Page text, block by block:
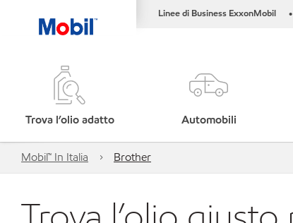
Linee di Business ExxonMobil •
Trova l’olio adatto Automobili
Mobil™ In Italia Brother